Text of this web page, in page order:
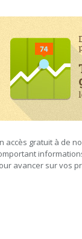
accès gratuit à de
avancer sur vos